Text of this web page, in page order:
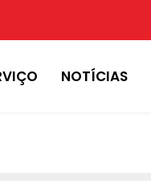
NOTÍCIAS